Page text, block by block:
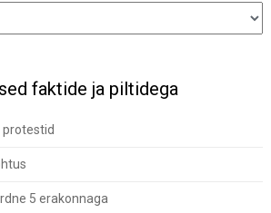
faktide ja piltidega
5 erakonnaga